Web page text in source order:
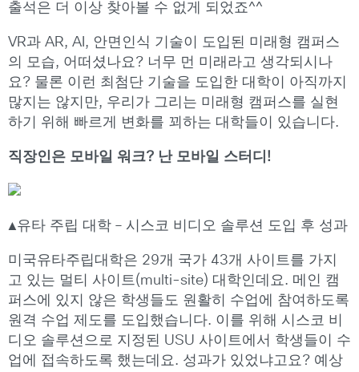
출석은 더 이상 찾아볼 수 없게 되었죠^^
VR과 AR, AI, 안면인식 기술이 도입된 미래형 캠퍼스
의 모습, 어떠셨나요? 너무 먼 미래라고 생각되시나
요? 물론 이런 최첨단 기술을 도입한 대학이 아직까지
많지는 않지만, 우리가 그리는 미래형 캠퍼스를 실현
하기 위해 빠르게 변화를 꾀하는 대학들이 있습니다.
직장인은 모바일 워크? 난 모바일 스터디!
▲유타 주립 대학 – 시스코 비디오 솔루션 도입 후 성과
미국유타주립대학은 29개 국가 43개 사이트를 가지
고 있는 멀티 사이트(multi-site) 대학인데요. 메인 캠
퍼스에 있지 않은 학생들도 원활히 수업에 참여하도록
원격 수업 제도를 도입했습니다. 이를 위해 시스코 비
디오 솔루션으로 지정된 USU 사이트에서 학생들이 수
업에 접속하도록 했는데요. 성과가 있었냐고요? 예상